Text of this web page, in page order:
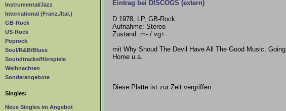
Instrumental/Jazz
International (Franz./Ital.)
GB-Rock
US-Rock
Poprock
Soul/R&B/Blues
Soundtracks/Hörspiele
Weihnachten
Sonderangebote
Singles:
Neue Singles im Angebot
Eintrag bei DISCOGS (extern)
D 1978, LP, GB-Rock
Aufnahme: Stereo
Zustand: m- / vg+
mit Why Shoud The Devil Have All The Good Music, Going
Home u.a.
Diese Platte ist zur Zeit vergriffen.